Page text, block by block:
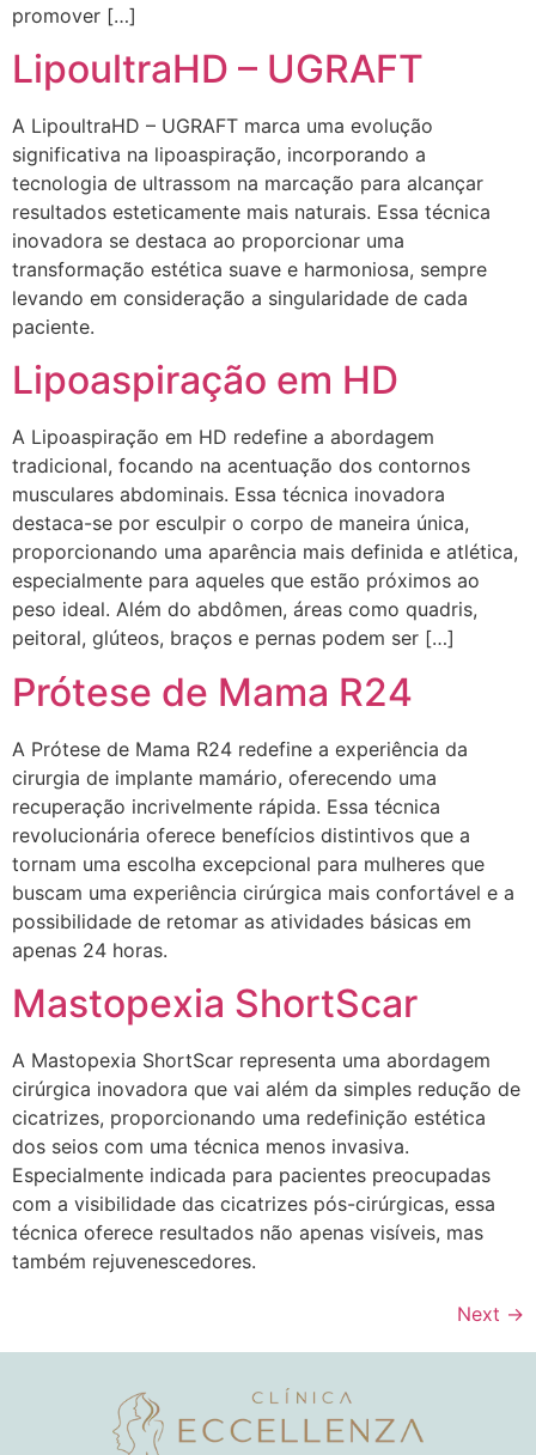
promover […]
LipoultraHD – UGRAFT
A LipoultraHD – UGRAFT marca uma evolução
significativa na lipoaspiração, incorporando a
tecnologia de ultrassom na marcação para alcançar
resultados esteticamente mais naturais. Essa técnica
inovadora se destaca ao proporcionar uma
transformação estética suave e harmoniosa, sempre
levando em consideração a singularidade de cada
paciente.
Lipoaspiração em HD
A Lipoaspiração em HD redefine a abordagem
tradicional, focando na acentuação dos contornos
musculares abdominais. Essa técnica inovadora
destaca-se por esculpir o corpo de maneira única,
proporcionando uma aparência mais definida e atlética,
especialmente para aqueles que estão próximos ao
peso ideal. Além do abdômen, áreas como quadris,
peitoral, glúteos, braços e pernas podem ser […]
Prótese de Mama R24
A Prótese de Mama R24 redefine a experiência da
cirurgia de implante mamário, oferecendo uma
recuperação incrivelmente rápida. Essa técnica
revolucionária oferece benefícios distintivos que a
tornam uma escolha excepcional para mulheres que
buscam uma experiência cirúrgica mais confortável e a
possibilidade de retomar as atividades básicas em
apenas 24 horas.
Mastopexia ShortScar
A Mastopexia ShortScar representa uma abordagem
cirúrgica inovadora que vai além da simples redução de
cicatrizes, proporcionando uma redefinição estética
dos seios com uma técnica menos invasiva.
Especialmente indicada para pacientes preocupadas
com a visibilidade das cicatrizes pós-cirúrgicas, essa
técnica oferece resultados não apenas visíveis, mas
também rejuvenescedores.
Next →